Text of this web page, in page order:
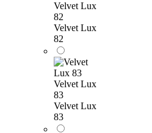
Velvet Lux
82
Velvet Lux
82
Velvet Lux
83
Velvet Lux
83